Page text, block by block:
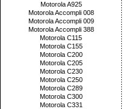
Motorola A925
Motorola Accompli 008
Motorola Accompli 009
Motorola Accompli 388
Motorola C115
Motorola C155
Motorola C200
Motorola C205
Motorola C230
Motorola C250
Motorola C289
Motorola C300
Motorola C331